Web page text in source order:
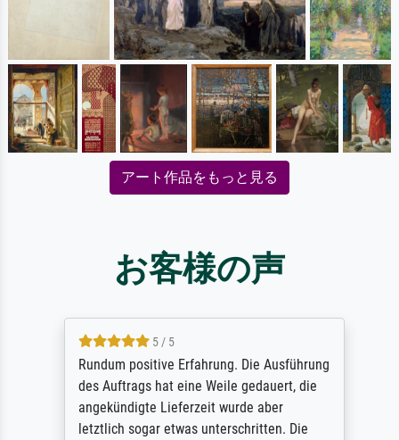
アート作品をもっと見る
お客様の声
5 / 5
Rundum positive Erfahrung. Die Ausführung
des Auftrags hat eine Weile gedauert, die
angekündigte Lieferzeit wurde aber
letztlich sogar etwas unterschritten. Die